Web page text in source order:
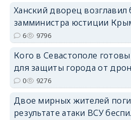
Ханский дворец
замминистра юстиции
6 9796
Кого в Севастополе
для защиты города от
0 9276
Двое мирных жителей
результате атаки ВСУ